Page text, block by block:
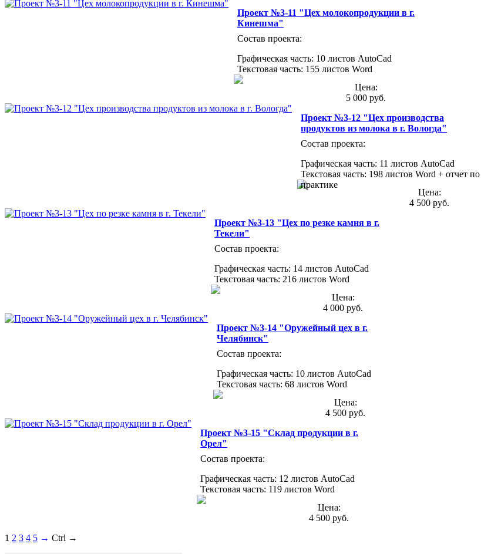
Проект №3-11 "Цех молокопродукции в г.
Кинешма"
Состав проекта:
Графическая часть: 10 листов AutoCad
Текстовая часть: 155 листов Word
Цена:
5 000 руб.
Проект №3-12 "Цех производства
продуктов из молока в г. Вологда"
Состав проекта:
Графическая часть: 11 листов AutoCad
Текстовая часть: 198 листов Word + отчет по
практике
Цена:
4 500 руб.
Проект №3-13 "Цех по резке камня в г.
Текели"
Состав проекта:
Графическая часть: 14 листов AutoCad
Текстовая часть: 216 листов Word
Цена:
4 000 руб.
Проект №3-14 "Оружейный цех в г.
Челябинск"
Состав проекта:
Графическая часть: 10 листов AutoCad
Текстовая часть: 68 листов Word
Цена:
4 500 руб.
Проект №3-15 "Склад продукции в г.
Орел"
Состав проекта:
Графическая часть: 12 листов AutoCad
Текстовая часть: 119 листов Word
Цена:
4 500 руб.
1 2 3 4 5 → Ctrl →